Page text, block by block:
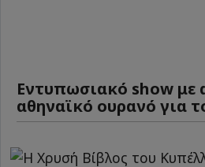
Εντυπωσιακό show με
αθηναϊκό ουρανό για